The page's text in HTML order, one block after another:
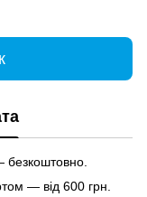
безкоштовно.
— від 600 грн.